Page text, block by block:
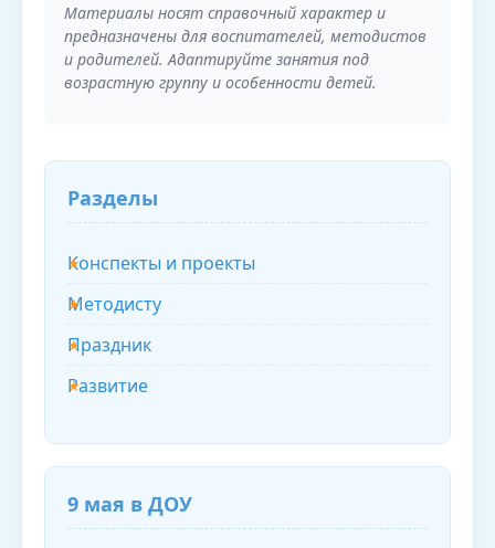
Материалы носят справочный характер и
предназначены для воспитателей, методистов
и родителей. Адаптируйте занятия под
возрастную группу и особенности детей.
Разделы
Конспекты и проекты
Методисту
Праздник
Развитие
9 мая в ДОУ